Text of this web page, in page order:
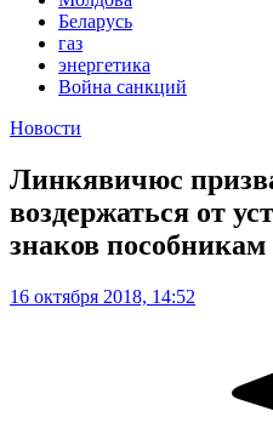
Беларусь
газ
энергетика
Война санкций
Новости
Линкявичюс
воздержаться от
знаков пособникам
16 октября 2018, 14:52